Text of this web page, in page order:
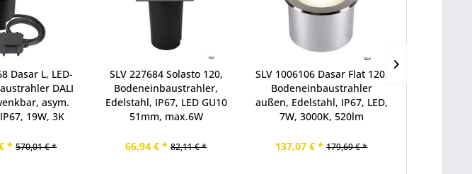
Dasar L, LED-
DALI
asym.
19W, 3K
* 570,01 € *
SLV 227684 Solasto 120,
Bodeneinbaustrahler,
Edelstahl, IP67, LED GU10
51mm, max.6W
66,94 € * 82,11 € *
SLV 1006106 Dasar Flat 120,
Bodeneinbaustrahler
außen, Edelstahl, IP67, LED,
7W, 3000K, 520lm
137,07 € * 179,69 € *